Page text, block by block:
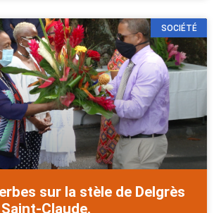
SOCIÉTÉ
sur la stèle de Delgrès
Claude.